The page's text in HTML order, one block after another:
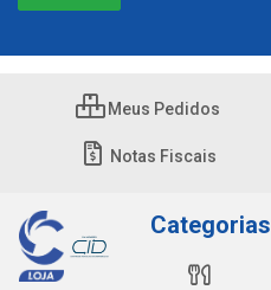
Meus Pedidos
Notas Fiscais
Categorias